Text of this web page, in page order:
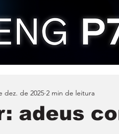
adeus
dez. de 2025 2 min de leitura
de 5 estrelas.